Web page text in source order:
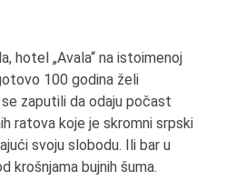
hotel „Avala“ na istoimenoj
100 godina želi
zaputili da odaju počast
ratova koje je skromni srpski
svoju slobodu. Ili bar u
krošnjama bujnih šuma.